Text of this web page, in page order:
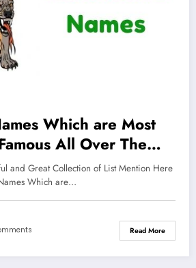
Which are Most
All Over The
and Great Collection of List Mention Here
Which are…
Read More